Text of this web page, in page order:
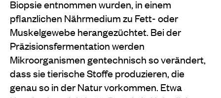
Biopsie entnommen wurden, in einem
pflanzlichen Nährmedium zu Fett- oder
Muskelgewebe herangezüchtet. Bei der
Präzisionsfermentation werden
Mikroorganismen gentechnisch so verändert,
dass sie tierische Stoffe produzieren, die
genau so in der Natur vorkommen. Etwa